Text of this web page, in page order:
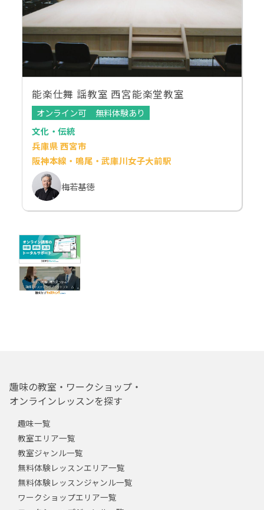
能楽仕舞 謡教室 西宮能楽堂教室
オンライン可
無料体験あり
文化・伝統
兵庫県 西宮市
阪神本線・鳴尾・武庫川女子大前駅
梅若基徳
趣味の教室・ワークショップ・
オンラインレッスンを探す
趣味一覧
教室エリア一覧
教室ジャンル一覧
無料体験レッスンエリア一覧
無料体験レッスンジャンル一覧
ワークショップエリア一覧